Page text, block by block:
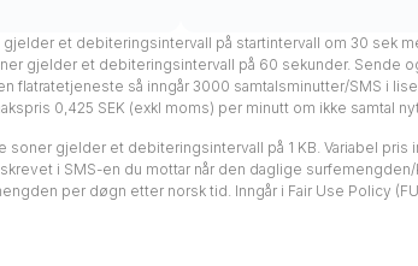
et debiteringsintervall på startintervall om 30 sek
gjelder et debiteringsintervall på 60 sekunder. Sende
flatratetjeneste så inngår 3000 samtalsminutter/SMS i
0,425 SEK (exkl moms) per minutt om ikke
soner gjelder et debiteringsintervall på 1 KB. Variabel
i SMS-en du mottar når den daglige
per døgn etter norsk tid. Inngår i Fair Use Policy